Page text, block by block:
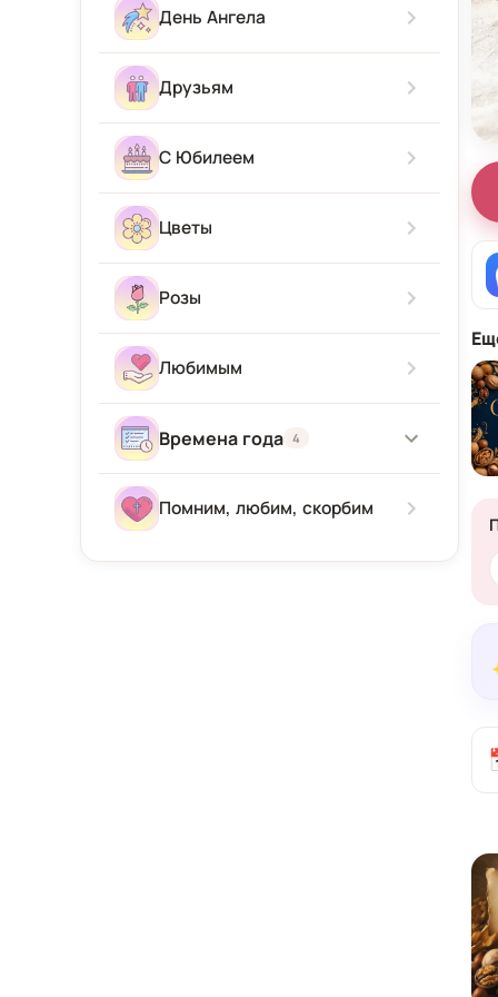
Прости Меня
Привет
С новорожденным
Приятного аппетита
С приездом
День Ангела
Друзьям
С Юбилеем
Цветы
Розы
Любимым
Времена года 4
ЗимаПомним, любим, скорбим